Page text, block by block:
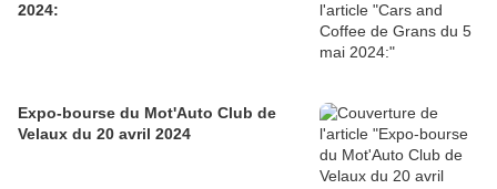
2024:
Expo-bourse du Mot'Auto Club de
Velaux du 20 avril 2024